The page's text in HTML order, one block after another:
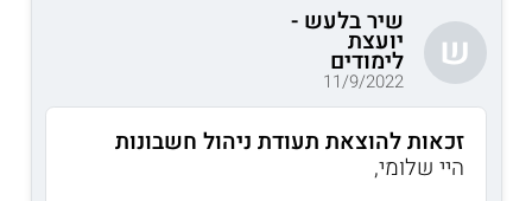
ש
שיר בלעש -
יועצת
לימודים
11/9/2022
זכאות להוצאת תעודת ניהול חשבונות
היי שלומי,